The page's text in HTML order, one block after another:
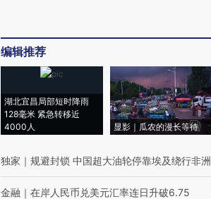
编辑推荐
湖北宜昌局部短时降雨
128毫米 紧急转移近
4000人
显影｜瓜农的漫长等待
独家 ｜ 规避封锁 中国超大油轮停靠埃及绕行非洲
金融 ｜ 在岸人民币兑美元汇率连日升破6.75